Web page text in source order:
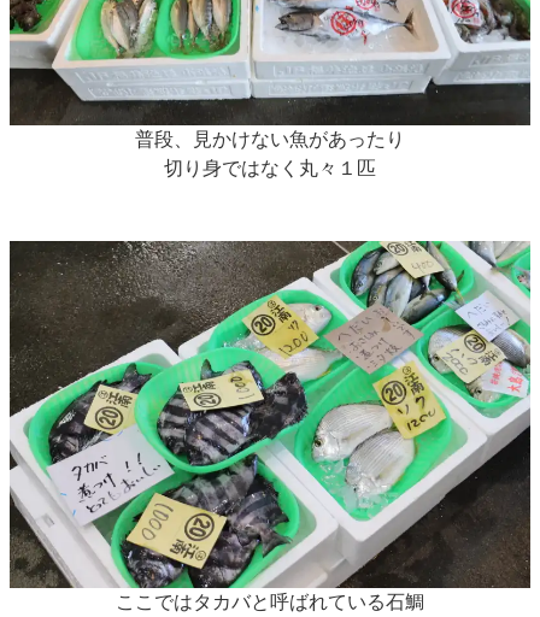
普段、見かけない魚があったり
切り身ではなく丸々１匹
ここではタカバと呼ばれている石鯛